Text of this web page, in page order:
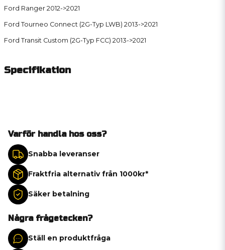
Ford Ranger 2012->2021
Ford Tourneo Connect (2G-Typ LWB) 2013->2021
Ford Transit Custom (2G-Typ FCC) 2013->2021
Specifikation
Varför handla hos oss?
Snabba leveranser
Fraktfria alternativ från 1000kr*
Säker betalning
Några frågetecken?
Ställ en produktfråga